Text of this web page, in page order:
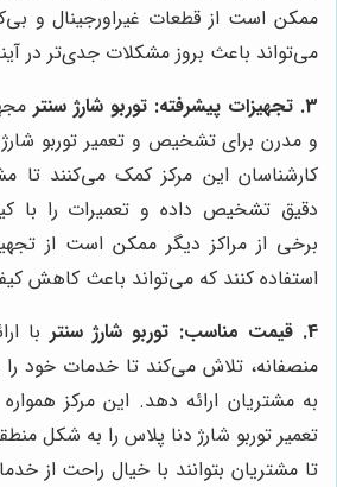
ممکن است از قطعات غیراورجینال و
می‌تواند باعث بروز مشکلات جدی‌تر در
3. تجهیزات پیشرفته:
توربو شارژ سنتر
و مدرن برای تشخیص و تعمیر توربو
کارشناسان این مرکز کمک می‌کنند تا
دقیق تشخیص داده و تعمیرات را با
برخی از مراکز دیگر ممکن است از
استفاده کنند که می‌تواند باعث کاهش
4. قیمت مناسب:
توربو شارژ سنتر با
منصفانه، تلاش می‌کند تا خدمات خود
به مشتریان ارائه دهد. این مرکز
تعمیر توربو شارژ دنا پلاس را به شکل
تا مشتریان بتوانند با خیال راحت از